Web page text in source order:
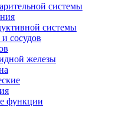
системы
системы
сосудов
железы
функции